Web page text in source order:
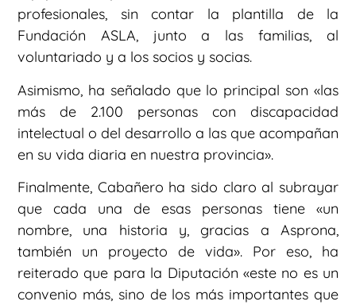
profesionales, sin contar la plantilla de la
Fundación ASLA, junto a las familias, al
voluntariado y a los socios y socias.
Asimismo, ha señalado que lo principal son «las
más de 2.100 personas con discapacidad
intelectual o del desarrollo a las que acompañan
en su vida diaria en nuestra provincia».
Finalmente, Cabañero ha sido claro al subrayar
que cada una de esas personas tiene «un
nombre, una historia y, gracias a Asprona,
también un proyecto de vida». Por eso, ha
reiterado que para la Diputación «este no es un
convenio más, sino de los más importantes que